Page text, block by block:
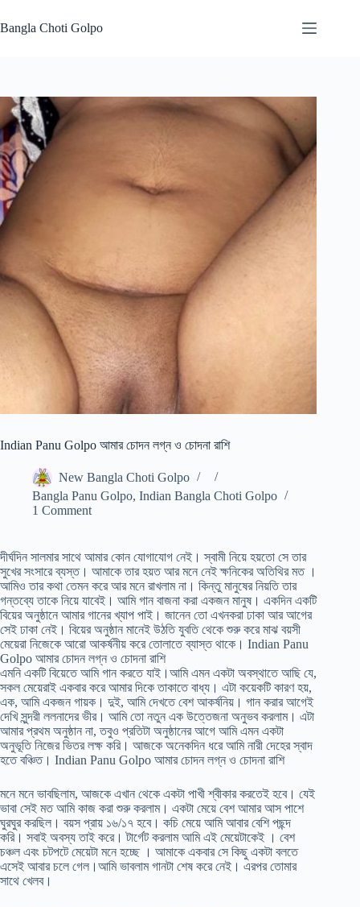
to
content
Bangla Choti Golpo
Indian Panu Golpo আমার চোদন লগ্ন ও চোদনা রাশি
New Bangla Choti Golpo
Bangla Panu Golpo, Indian Bangla Choti Golpo
1 Comment
দীর্ঘদিন সালমার সাথে আমার কোন যোগাযোগ নেই। স্বামী নিয়ে হয়তো সে তার
সুখের সংসারে ব্যস্ত। আমাকে তার হয়ত আর মনে নেই ক্ষনিকের অতিথির মত ।
আমিও তার কথা তেমন করে আর মনে রাখলাম না। কিন্তু মানুষের নিয়তি তার
গন্তব্যে তাকে নিয়ে যাবেই। আমি গান বাজনা করা একজন মানুষ। একদিন একটি
বিয়ের অনুষ্ঠানে আমার গানের খ্যাপ পাই। জানেন তো এখনকরা ঢাকা আর আগের
সেই ঢাকা নেই। বিয়ের অনুষ্ঠান মানেই উঠতি যুবতি থেকে শুরু করে মাঝ বয়সী
মেয়েরা নিজেকে আরো আকর্ষনীয় করে তোলাতে ব্যাস্ত থাকে। Indian Panu
Golpo আমার চোদন লগ্ন ও চোদনা রাশি
এমনি একটি বিয়েতে আমি গান করতে যাই।আমি এমন একটা অবস্থাতে আছি যে,
সকল মেয়েরাই একবার করে আমার দিকে তাকাতে বাধ্য। এটা কয়েকটি কারণ হয়,
এক, আমি একজন গায়ক। দুই, আমি দেখতে বেশ আকর্ষনিয়। গান করার আগেই
দেখি সুন্দরী ললনাদের ভীর। আমি তো নতুন এক উত্তেজনা অনুভব করলাম। এটা
আমার প্রথম অনুষ্ঠান না, তবুও প্রতিটা অনুষ্ঠানের আগে আমি এমন একটা
অনুভূতি নিজের ভিতর লক্ষ করি। আজকে অনেকদিন ধরে আমি নারী দেহের স্বাদ
হতে বঞ্চিত। Indian Panu Golpo আমার চোদন লগ্ন ও চোদনা রাশি
মনে মনে ভাবছিলাম, আজকে এখান থেকে একটা পাখী শ্বীকার করতেই হবে। যেই
ভাবা সেই মত আমি কাজ করা শুরু করলাম। একটা মেয়ে বেশ আমার আস পাশে
ঘুরঘুর করছিল। বয়স প্রায় ১৬/১৭ হবে। কচি মেয়ে আমি আবার বেশি পছন্দ
করি। সবাই অবস্য তাই করে। টার্গেট করলাম আমি এই মেয়েটাকেই । বেশ
চঞ্চল এবং চটপটে মেয়েটা মনে হচ্ছে । আমাকে একবার সে কিছু একটা বলতে
এসেই আবার চলে গেল।আমি ভাবলাম গানটা শেষ করে নেই। এরপর তোমার
সাথে খেলব।